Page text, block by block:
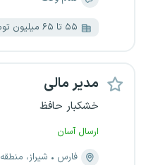
۵۵ تا ۶۵ میلیون تومان
مدیر مالی
خشکبار حافظ
ارسال آسان
فارس
شیراز، منطقه ۱، قدوسی شرقی